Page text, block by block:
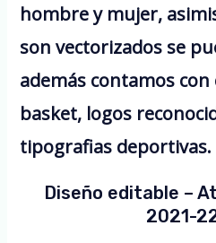
hombre y mujer,
son vectorizados se
además contamos con
basket, logos
tipografias deportivas.
Diseño editable –
2021-